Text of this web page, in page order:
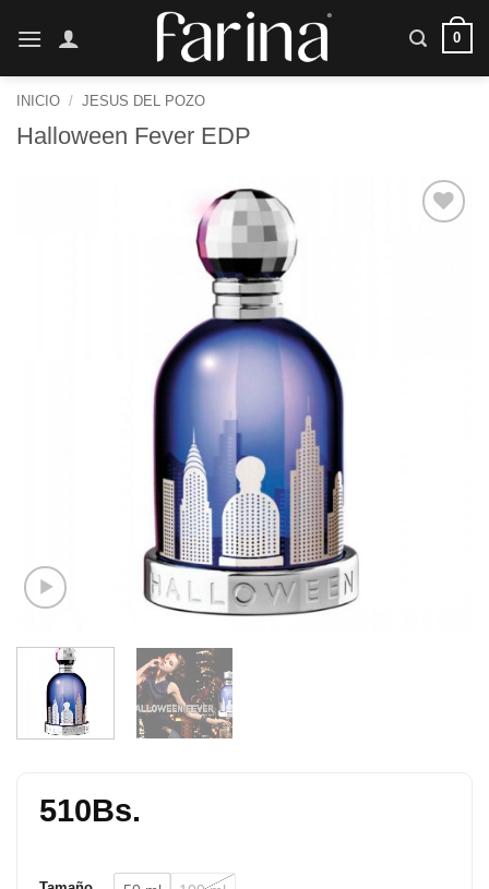
0
INICIO / JESUS DEL POZO
Halloween Fever EDP
510Bs.